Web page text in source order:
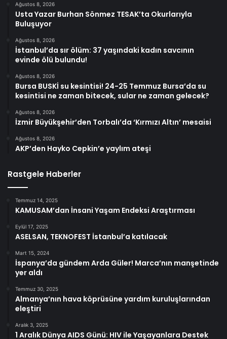
Ağustos 8, 2026
Usta Yazar Burhan Sönmez TESAK’ta Okurlarıyla
Buluşuyor
Ağustos 8, 2026
İstanbul’da sır ölüm: 37 yaşındaki kadın savcının
evinde ölü bulundu!
Ağustos 8, 2026
Bursa BUSKİ su kesintisi! 24-25 Temmuz Bursa’da su
kesintisi ne zaman bitecek, sular ne zaman gelecek?
Ağustos 8, 2026
İzmir Büyükşehir’den Torbalı’da ‘Kırmızı Altın’ mesaisi
Ağustos 8, 2026
AKP’den Hayko Cepkin’e yaylım ateşi
Rastgele Haberler
Temmuz 14, 2025
KAMUSAM’dan İnsani Yaşam Endeksi Araştırması
Eylül 17, 2025
ASELSAN, TEKNOFEST İstanbul’a katılacak
Mart 15, 2024
İspanya’da gündem Arda Güler! Marca’nın manşetinde
yer aldı
Temmuz 30, 2025
Almanya’nın hava köprüsüne yardım kuruluşlarından
eleştiri
Aralık 3, 2025
1 Aralık Dünya AIDS Günü: HIV ile Yaşayanlara Destek